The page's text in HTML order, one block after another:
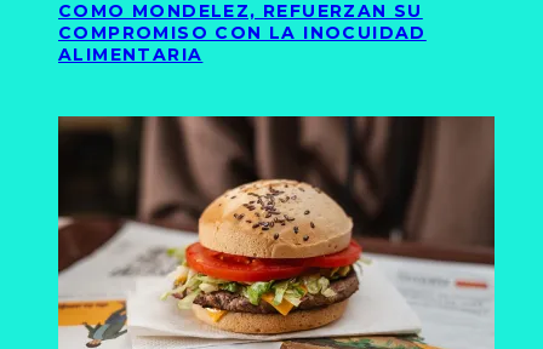
COMO MONDELEZ, REFUERZAN SU
COMPROMISO CON LA INOCUIDAD
ALIMENTARIA